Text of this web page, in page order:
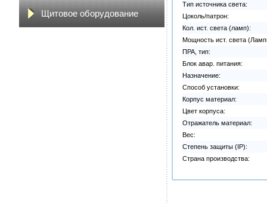
Щитовое оборудование
Тип источника света:
Цоколь/патрон:
Кол. ист. света (ламп):
Мощность ист. света
ПРА, тип:
Блок авар. питания:
Назначение:
Способ установки:
Корпус материал:
Цвет корпуса:
Отражатель материал:
Вес:
Степень защиты (IP):
Страна производства: